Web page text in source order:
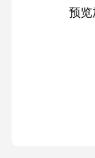
预览